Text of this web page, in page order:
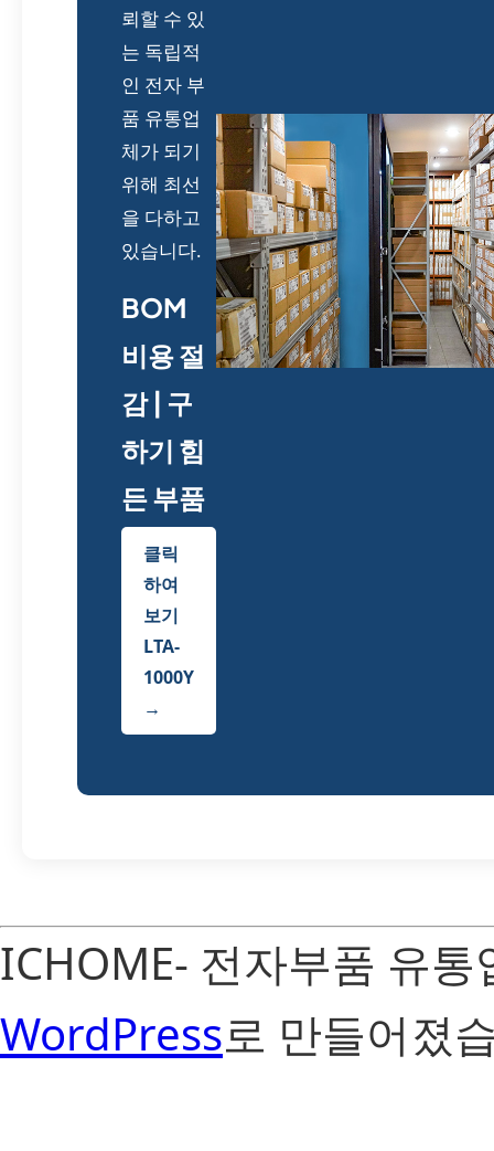
뢰할 수 있
는 독립적
인 전자 부
품 유통업
체가 되기
위해 최선
을 다하고
있습니다.
BOM
비용 절
감 | 구
하기 힘
든 부품
클릭
하여
보기
LTA-
1000Y
→
ICHOME- 전자부품 유
WordPress로 만들어졌